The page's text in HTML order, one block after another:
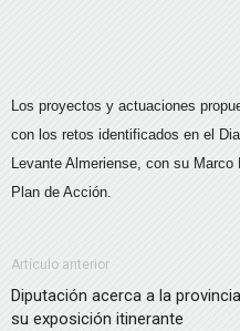
Los proyectos y actuaciones
con los retos identificados en el
Levante Almeriense, con su
Plan de Acción.
Artículo anterior
Diputación acerca a la provincia
su exposición itinerante